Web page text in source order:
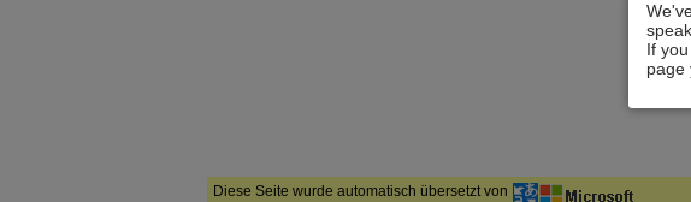
If
page
Diese Seite wurde automatisch übersetzt von